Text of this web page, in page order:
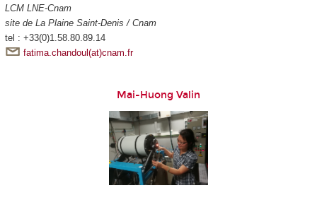
LCM LNE-Cnam
site de La Plaine Saint-Denis / Cnam
tel : +33(0)1.58.80.89.14
fatima.chandoul(at)cnam.fr
Mai-Huong Valin